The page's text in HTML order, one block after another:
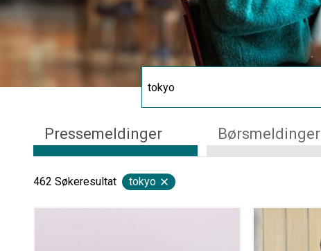
Pressemeldinger Børsmeldinger
462 Søkeresultat tokyo